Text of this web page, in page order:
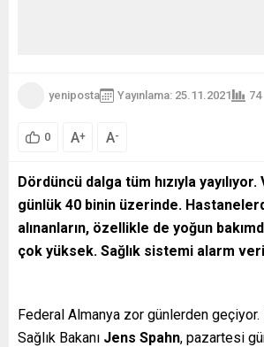
yeniposta Yayınlama: 25.11.2021 74
0 A+ A-
Dördüncü dalga tüm hızıyla yayılıyor.
günlük 40 binin üzerinde.
alınanların, özellikle de yoğun
çok yüksek. Sağlık sistemi alarm
Federal Almanya zor günlerden
Sağlık Bakanı Jens Spahn, pazartesi